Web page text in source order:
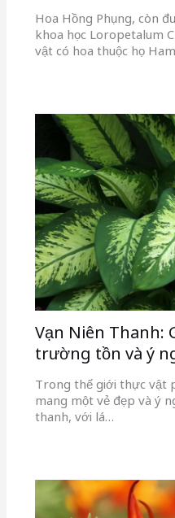
Hoa Hồng Phụng, còn
khoa học Loropetalum
vật có hoa thuộc họ
Vạn Niên Thanh:
trường tồn và ý
Trong thế giới thực vật
mang một vẻ đẹp và ý
thanh, với lá…